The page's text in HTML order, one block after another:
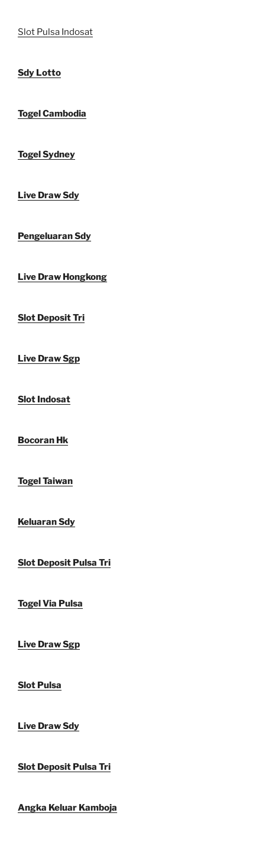
Slot Pulsa Indosat
Sdy Lotto
Togel Cambodia
Togel Sydney
Live Draw Sdy
Pengeluaran Sdy
Live Draw Hongkong
Slot Deposit Tri
Live Draw Sgp
Slot Indosat
Bocoran Hk
Togel Taiwan
Keluaran Sdy
Slot Deposit Pulsa Tri
Togel Via Pulsa
Live Draw Sgp
Slot Pulsa
Live Draw Sdy
Slot Deposit Pulsa Tri
Angka Keluar Kamboja